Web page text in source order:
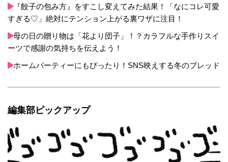
『餃子の包み方』をすこし変えてみた結果！「なにコレ可愛
すぎる♡」絶対にテンション上がる裏ワザに注目！
母の日の贈り物は「花より団子」！？カラフルな手作りスイ
ーツで感謝の気持ちを伝えよう！
ホームパーティーにもぴったり！SNS映えする冬のブレッド
編集部ピックアップ